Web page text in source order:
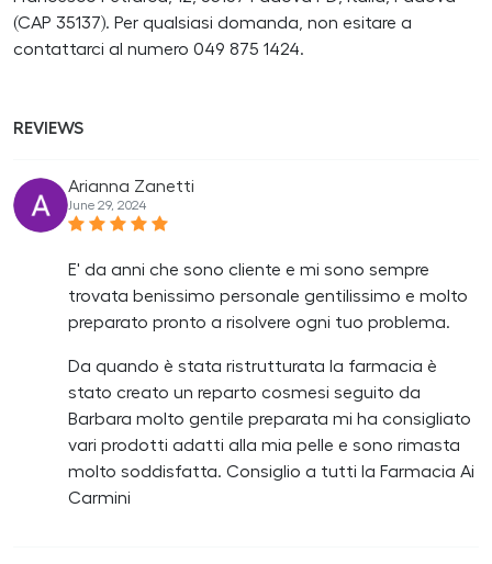
(CAP 35137). Per qualsiasi domanda, non esitare a
contattarci al numero 049 875 1424.
REVIEWS
Arianna Zanetti
June 29, 2024
E' da anni che sono cliente e mi sono sempre
trovata benissimo personale gentilissimo e molto
preparato pronto a risolvere ogni tuo problema.
Da quando è stata ristrutturata la farmacia è
stato creato un reparto cosmesi seguito da
Barbara molto gentile preparata mi ha consigliato
vari prodotti adatti alla mia pelle e sono rimasta
molto soddisfatta. Consiglio a tutti la Farmacia Ai
Carmini